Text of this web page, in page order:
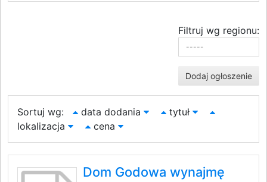
Filtruj wg regionu:
Dodaj ogłoszenie
Sortuj wg: data dodania
tytuł
lokalizacja
cena
Dom Godowa wynajmę